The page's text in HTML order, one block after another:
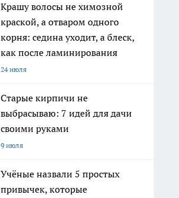
Крашу волосы не химозной
краской, а отваром одного
корня: седина уходит, а блеск,
как после ламинирования
24 июля
Старые кирпичи не
выбрасываю: 7 идей для дачи
своими руками
9 июля
Учёные назвали 5 простых
привычек, которые